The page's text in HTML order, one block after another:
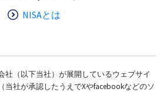
NISAとは
社（以下当社）が展開しているウェブサイ
当社が承認したうえでXやfacebookなどのソ